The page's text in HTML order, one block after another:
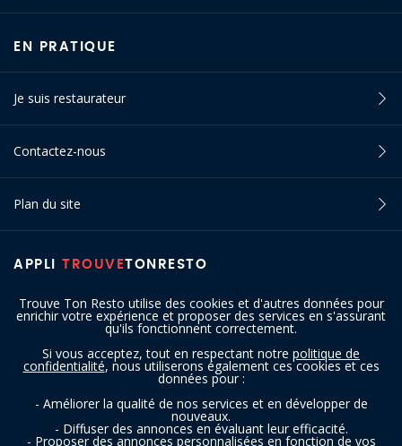
Trouve Ton Resto utilise des cookies et d'autres données pour
enrichir votre expérience et proposer des services en s'assurant
qu'ils fonctionnent correctement.
Si vous acceptez, tout en respectant notre politique de
confidentialité, nous utiliserons également ces cookies et ces
données pour :
- Améliorer la qualité de nos services et en développer de
nouveaux.
- Diffuser des annonces en évaluant leur efficacité.
- Proposer des annonces personnalisées en fonction de vos
APPLI TROUVETONRESTO
EN PRATIQUE
Je suis restaurateur
Contactez-nous
Plan du site
SUIVEZ-NOUS